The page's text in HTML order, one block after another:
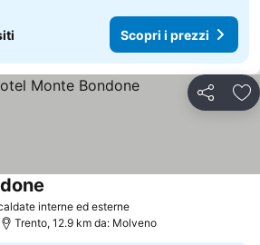
Scopri i prezzi
Condividi
interne ed esterneScopri i prezzi
Trento, 12.9 km da: Molveno